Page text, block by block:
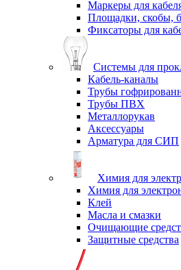
Маркеры для
Площадки, скобы,
Фиксаторы для
Системы для
Кабель-каналы
Трубы
Трубы ПВХ
Металлорукав
Аксессуары
Арматура для СИП
Химия для
Химия для
Клей
Масла и смазки
Очищающие
Защитные средства